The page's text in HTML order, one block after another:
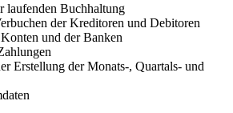
laufenden Buchhaltung
der Kreditoren und Debitoren
und der Banken
Erstellung der Monats-, Quartals- und